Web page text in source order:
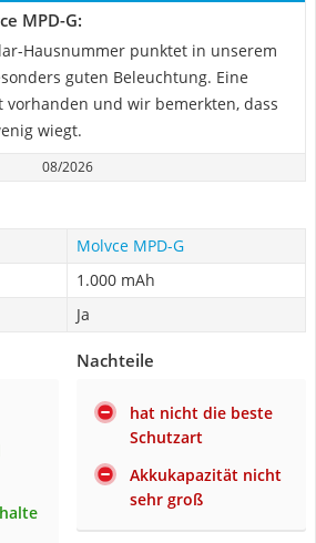
MPD-G:
Hausnummer punktet in unserem
guten Beleuchtung. Eine
vorhanden und wir bemerkten, dass
wiegt.
08/2026
Molvce MPD-G
1.000 mAh
Ja
Nachteile
hat nicht die beste
Schutzart
Akkukapazität nicht
sehr groß